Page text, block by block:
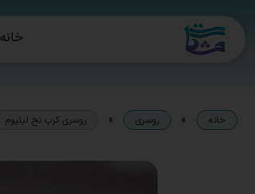
خانه
خانه » روسری » روسری کرپ نخ لیلیوم